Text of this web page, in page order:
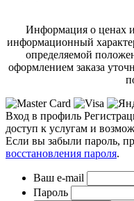
Информация о ценах
информационный
определяемой
оформлением заказа
Вход в профиль
доступ к услугам и
Если вы забыли пароль,
восстановления пароля.
Ваш e-mail
Пароль